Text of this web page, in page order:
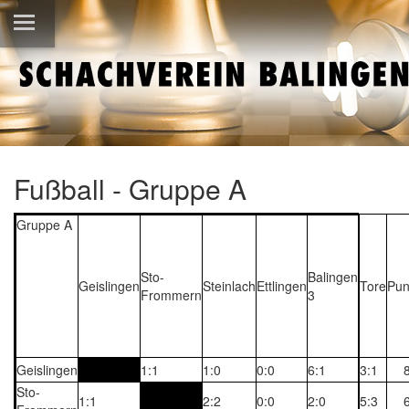
Fußball - Gruppe A
Gruppe A
GeislingenSto-
FrommernSteinlachEttlingenBalingen
3
Tore
Geislingen 1:1 1:0 0:0 6:1 3:1
Sto-
1:1 2:2 0:0 2:0 5:3